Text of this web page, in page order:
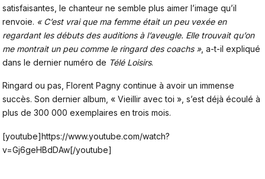
satisfaisantes, le chanteur ne semble plus aimer l’image qu’il
renvoie. « C’est vrai que ma femme était un peu vexée en
regardant les débuts des auditions à l’aveugle. Elle trouvait qu’on
me montrait un peu comme le ringard des coachs », a-t-il expliqué
dans le dernier numéro de Télé Loisirs.
Ringard ou pas, Florent Pagny continue à avoir un immense
succès. Son dernier album, « Vieillir avec toi », s’est déjà écoulé à
plus de 300 000 exemplaires en trois mois.
[youtube]https://www.youtube.com/watch?
v=Gj6geHBdDAw[/youtube]